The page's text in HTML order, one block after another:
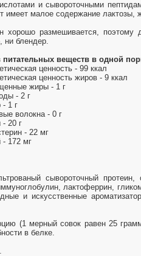
и сывороточными
имеет малое содержание лактозы,
хорошо размешивается, поэтому
ни блендер.
питательных веществ в одной
ценность - 99 ккал
ценность жиров - 9 ккал
жиры - 1 г
- 2 г
- 1 г
волокна - 0 г
- 20 г
- 22 мг
- 172 мг
сывороточный
лактоферрин,
и искусственные
(1 мерный совок равен 25
в белке.